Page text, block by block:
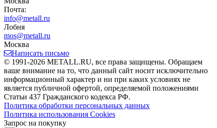
Почта:
info@metall.ru
Лобня
mos@metall.ru
Москва
Написать письмо
© 1991-2026 METALL.RU, все права защищены. Обращаем
ваше внимание на то, что данный сайт носит исключительно
информационный характер и ни при каких условиях не
является публичной офертой, определяемой положениями
Статьи 437 Гражданского кодекса РФ.
Политика обработки персональных данных
Политика использования Сookies
Запрос на покупку